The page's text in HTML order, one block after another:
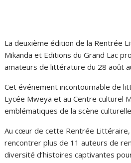
La deuxième édition de la Rentrée
Mikanda et Editions du Grand Lac
amateurs de littérature du 28 août
Cet événement incontournable de
Lycée Mweya et au Centre culturel
emblématiques de la scène
Au cœur de cette Rentrée
rencontrer plus de 11 auteurs de
diversité d’histoires captivantes